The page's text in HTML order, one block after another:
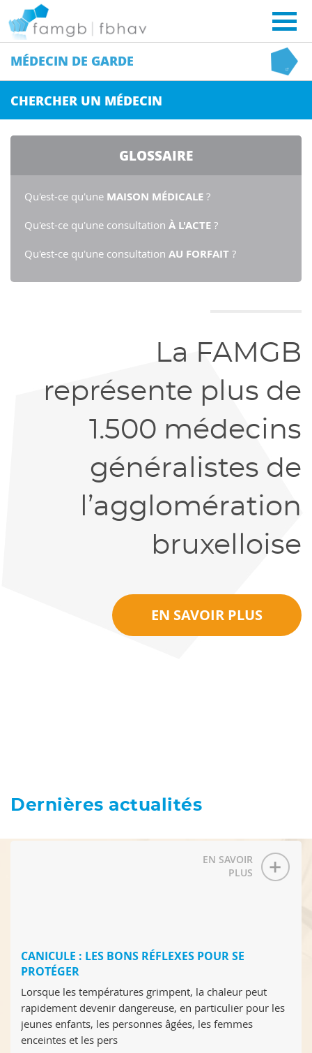
La FAMGB
représente plus de
1.500 médecins
généralistes de
l’agglomération
bruxelloise
EN SAVOIR PLUS
Dernières actualités
CANICULE : LES BONS RÉFLEXES POUR SE
PROTÉGER
Lorsque les températures grimpent, la chaleur peut
rapidement devenir dangereuse, en particulier pour les
jeunes enfants, les personnes âgées, les femmes
enceintes et les pers
EN SAVOIR
PLUS
MÉDECIN DE GARDE
CHERCHER UN MÉDECIN
GLOSSAIRE
Qu'est-ce qu'une MAISON MÉDICALE ?
Qu'est-ce qu'une consultation À L'ACTE ?
Qu'est-ce qu'une consultation AU FORFAIT ?